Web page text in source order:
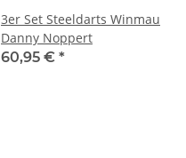
3er Set Steeldarts Winmau
Danny Noppert
60,95 € *